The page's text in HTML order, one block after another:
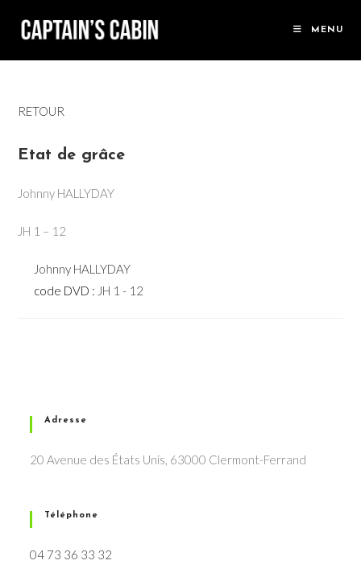
MENU
RETOUR
Etat de grâce
Johnny HALLYDAY
JH 1 – 12
Johnny HALLYDAY
code DVD : JH 1 - 12
Adresse
20 Avenue des États Unis, 63000 Clermont-Ferrand
Téléphone
04 73 36 33 32